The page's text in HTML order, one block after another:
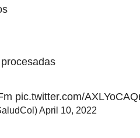
pic.twitter.com/
April 10, 2022